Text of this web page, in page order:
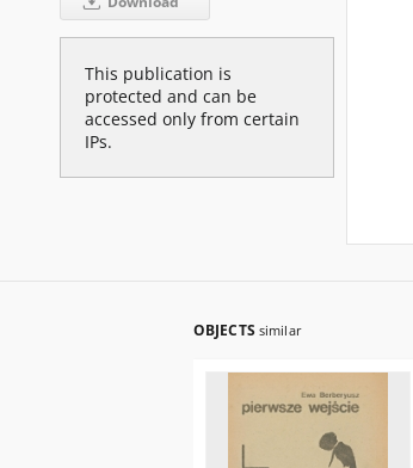
This publication is
protected and can be
accessed only from certain
IPs.
OBJECTS similar